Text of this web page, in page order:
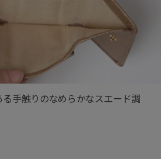
手触りのなめらかなスエード調